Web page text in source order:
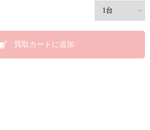
買取カートに追加